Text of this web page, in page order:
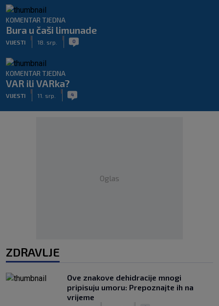
KOMENTAR TJEDNA
Bura u čaši limunade
VIJESTI 18. srp. 0
KOMENTAR TJEDNA
VAR ili VARka?
VIJESTI 11. srp. 4
Oglas
ZDRAVLJE
Ove znakove dehidracije mnogi
pripisuju umoru: Prepoznajte ih na
vrijeme